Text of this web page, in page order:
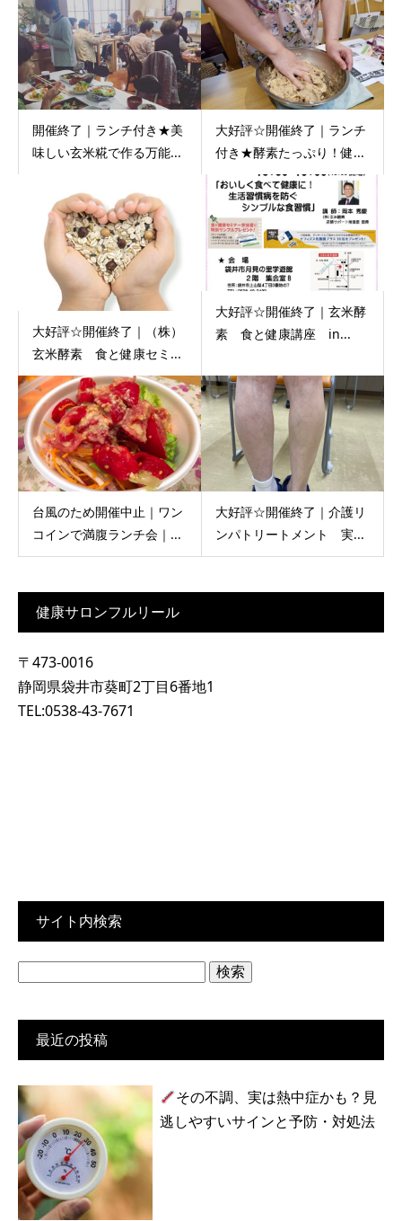
開催終了｜ランチ付き★美
味しい玄米糀で作る万能...
大好評☆開催終了｜ランチ
付き★酵素たっぷり！健...
大好評☆開催終了｜（株）
玄米酵素 食と健康セミ...
大好評☆開催終了｜玄米酵
素 食と健康講座 in...
台風のため開催中止｜ワン
コインで満腹ランチ会｜...
大好評☆開催終了｜介護リ
ンパトリートメント 実...
健康サロンフルリール
〒473-0016
静岡県袋井市葵町2丁目6番地1
TEL:0538-43-7671
サイト内検索
最近の投稿
その不調、実は熱中症かも？見
逃しやすいサインと予防・対処法